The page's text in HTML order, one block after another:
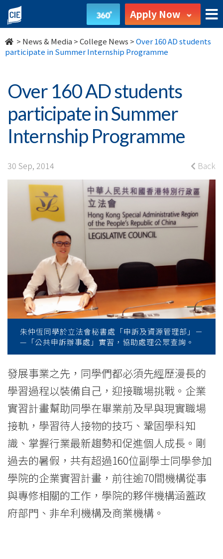
Over
160
AD
participate
in
Summer
Internship
Programme
College
College
of
International
Education
Hong
Kong
Baptist
University
Apply Now
> News & Media >College News >Over 160 AD students
participate in Summer Internship Programme
Over 160 AD students
participate in Summer
Internship Programme
30 Sep, 2014 Back
朱仲恆同學於立法會秘書處「申訴及資源管理部」－
—「公共申訴辦事處」實習，協助處理公眾查詢。
發展事業之先，同學們都必須先經歷漫長的
學習過程以裝備自己，迎接職場挑戰。企業
實習計畫幫助同學在畢業前及早與現實職場
接軌，學習待人接物的技巧、鞏固學科知
識、掌握行業最新趨勢和促進個人成長。剛
過去的暑假，共有超過160位副學士同學參加
學院的企業實習計畫，前往逾70間機構從事
與專修相關的工作，學院的夥伴機構涵蓋政
府部門、非牟利機構及商業機構。